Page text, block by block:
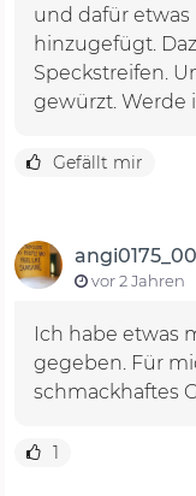
und dafür etwas
hinzugefügt.
Speckstreifen.
gewürzt. Werde
Gefällt mir
vor 2 Jahren
Ich habe etwas
gegeben. Für
schmackhaftes
1